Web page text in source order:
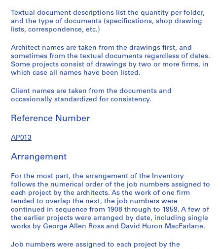
Textual document descriptions list the quantity per folder,
and the type of documents (specifications, shop drawing
lists, correspondence, etc.)
Architect names are taken from the drawings first, and
sometimes from the textual documents regardless of dates.
Some projects consist of drawings by two or more firms, in
which case all names have been listed.
Client names are taken from the documents and
occasionally standardized for consistency.
Reference Number
AP013
Arrangement
For the most part, the arrangement of the Inventory
follows the numerical order of the job numbers assigned to
each project by the architects. As the work of one firm
tended to overlap the next, the job numbers were
continued in sequence from 1908 through to 1959. A few of
the earlier projects were arranged by date, including single
works by George Allen Ross and David Huron MacFarlane.
Job numbers were assigned to each project by the